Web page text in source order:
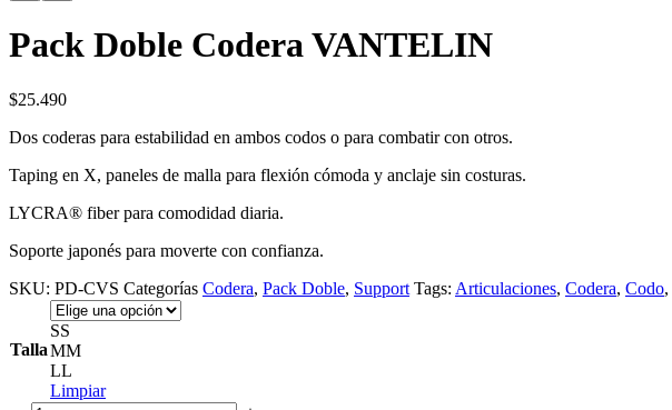
Pack Doble Codera VANTELIN
$25.490
Dos coderas para estabilidad en ambos codos o para combatir con otros.
Taping en X, paneles de malla para flexión cómoda y anclaje sin costuras.
LYCRA® fiber para comodidad diaria.
Soporte japonés para moverte con confianza.
SKU: PD-CVS Categorías Codera, Pack Doble, Support Tags: Articulaciones, Codera, Codo,
Talla
SS
MM
LL
Limpiar